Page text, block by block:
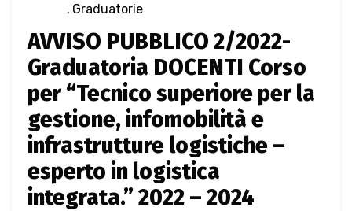
, Graduatorie
AVVISO PUBBLICO 2/2022-
Graduatoria DOCENTI Corso
per “Tecnico superiore per la
gestione, infomobilità e
infrastrutture logistiche –
esperto in logistica
integrata.” 2022 – 2024